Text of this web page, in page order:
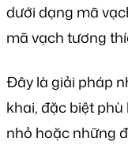
dưới dạng mã
mã vạch tương
Đây là giải pháp
khai, đặc biệt
nhỏ hoặc những